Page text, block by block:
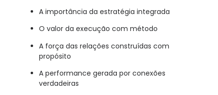
A importância da estratégia integrada
O valor da execução com método
A força das relações construídas com
propósito
A performance gerada por conexões
verdadeiras